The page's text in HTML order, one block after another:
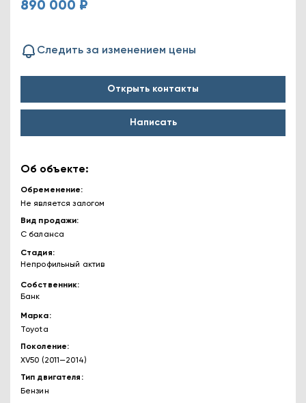
890 000 ₽
Следить за изменением цены
Открыть контакты
Написать
Об объекте:
Обременение
Не является залогом
Вид продажи
С баланса
Стадия
Непрофильный актив
Собственник
Банк
Марка
Toyota
Поколение
XV50 (2011—2014)
Тип двигателя
Бензин